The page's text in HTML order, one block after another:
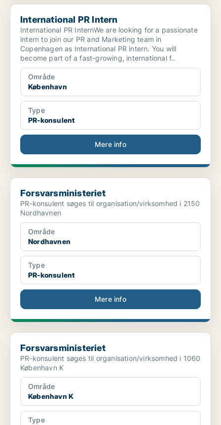
International PR Intern
International PR Intern
International PR InternWe are looking for a passionate
intern to join our PR and Marketing team in
Copenhagen as International PR intern. You will
become part of a fast-growing, international f..
Område
København
Type
PR-konsulent
Mere info
Forsvarsministeriet
Forsvarsministeriet
PR-konsulent søges til organisation/virksomhed i 2150
Nordhavnen
Område
Nordhavnen
Type
PR-konsulent
Mere info
Forsvarsministeriet
Forsvarsministeriet
PR-konsulent søges til organisation/virksomhed i 1060
København K
Område
København K
Type